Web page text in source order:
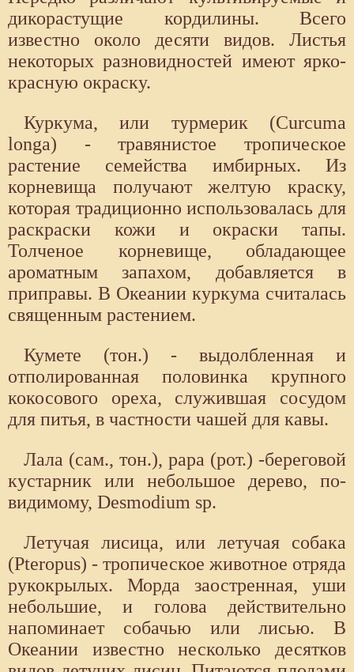
дикорастущие кордилины. Всего
известно около десяти видов. Листья
некоторых разновидностей имеют ярко-
красную окраску.
Куркума, или турмерик (Curcuma
longa) - травянистое тропическое
растение семейства имбирных. Из
корневища получают желтую краску,
которая традиционно использовалась для
раскраски кожи и окраски тапы.
Толченое корневище, обладающее
ароматным запахом, добавляется в
приправы. В Океании куркума считалась
священным растением.
Кумете (тон.) - выдолбленная и
отполированная половинка крупного
кокосового ореха, служившая сосудом
для питья, в частности чашей для кавы.
Лала (сам., тон.), papa (рот.) -береговой
кустарник или небольшое дерево, по-
видимому, Desmodium sp.
Летучая лисица, или летучая собака
(Pteropus) - тропическое животное отряда
рукокрылых. Морда заостренная, уши
небольшие, и голова действительно
напоминает собачью или лисью. В
Океании известно несколько десятков